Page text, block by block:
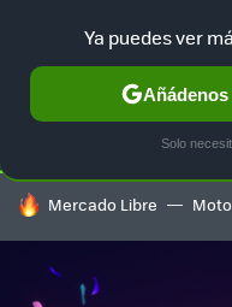
SELECCIÓN GAMING
HOY SE HABLA DE
Mercado Libre
Ya puedes ver
Solo